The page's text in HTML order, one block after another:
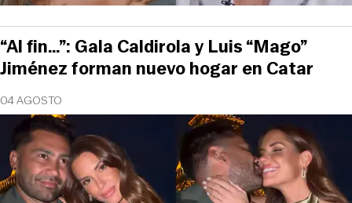
04 AGOSTO
“Al fin…”: Gala Caldirola y Luis “Mago”
Jiménez forman nuevo hogar en Catar